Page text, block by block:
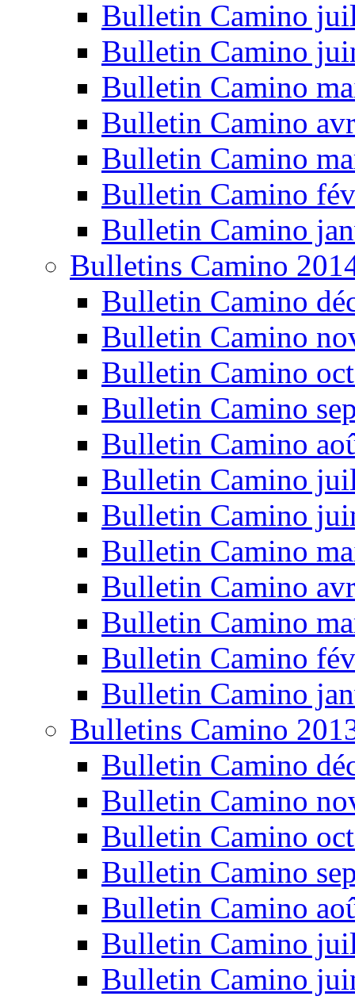
Bulletin Camino
Bulletin Camino
Bulletin Camino
Bulletin Camino
Bulletin Camino
Bulletin Camino
Bulletin Camino
Bulletins Camino
Bulletin Camino
Bulletin Camino
Bulletin Camino
Bulletin Camino
Bulletin Camino
Bulletin Camino
Bulletin Camino
Bulletin Camino
Bulletin Camino
Bulletin Camino
Bulletin Camino
Bulletin Camino
Bulletins Camino
Bulletin Camino
Bulletin Camino
Bulletin Camino
Bulletin Camino
Bulletin Camino
Bulletin Camino
Bulletin Camino